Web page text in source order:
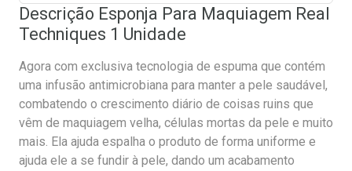
Descrição Esponja Para Maquiagem Real
Techniques 1 Unidade
Agora com exclusiva tecnologia de espuma que contém
uma infusão antimicrobiana para manter a pele saudável,
combatendo o crescimento diário de coisas ruins que
vêm de maquiagem velha, células mortas da pele e muito
mais. Ela ajuda espalha o produto de forma uniforme e
ajuda ele a se fundir à pele, dando um acabamento